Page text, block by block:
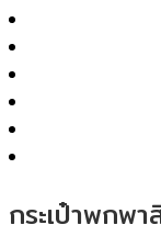
กระเป๋าพกพ